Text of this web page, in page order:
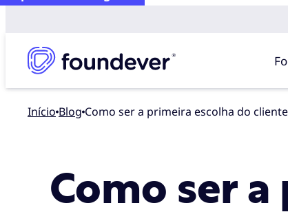
Início blog Como ser a primeira escolha do
Como ser